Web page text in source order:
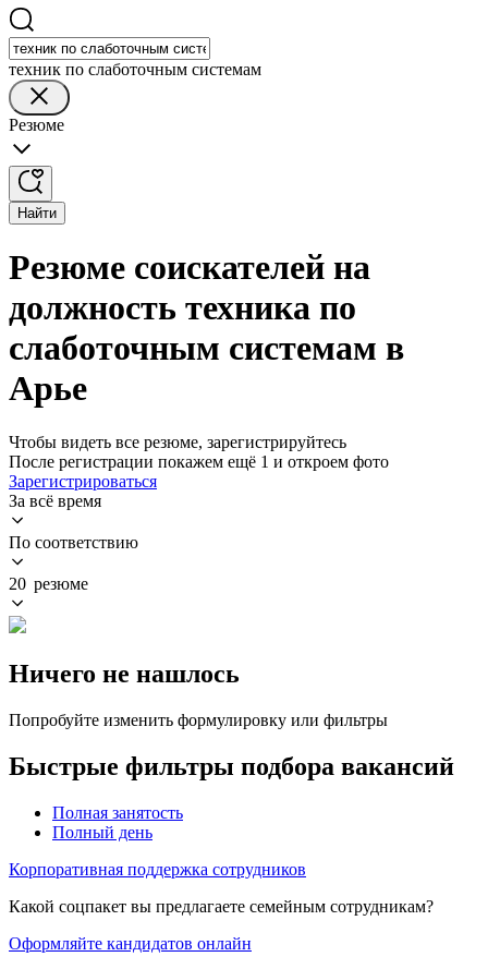
техник по слаботочным системам
Резюме
Найти
Резюме соискателей на
должность техника по
слаботочным системам в
Арье
Чтобы видеть все резюме, зарегистрируйтесь
После регистрации покажем ещё 1 и откроем фото
Зарегистрироваться
За всё время
По соответствию
20 резюме
Ничего не нашлось
Попробуйте изменить формулировку или фильтры
Быстрые фильтры подбора вакансий
Полная занятость
Полный день
Корпоративная поддержка сотрудников
Какой соцпакет вы предлагаете семейным сотрудникам?
Оформляйте кандидатов онлайн